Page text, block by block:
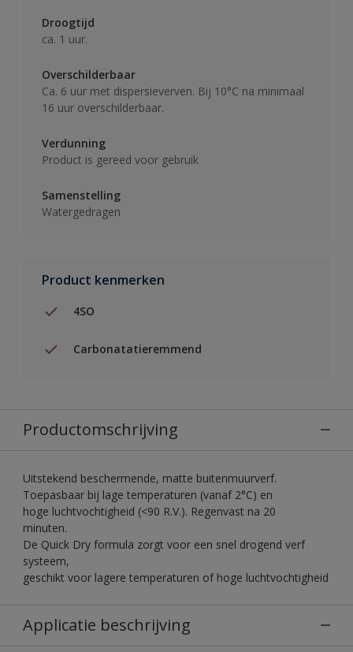
Droogtijd
ca. 1 uur.
Overschilderbaar
Ca. 6 uur met dispersieverven. Bij 10°C na minimaal
16 uur overschilderbaar.
Verdunning
Product is gereed voor gebruik
Samenstelling
Watergedragen
Product kenmerken
4SO
Carbonatatieremmend
Productomschrijving
Uitstekend beschermende, matte buitenmuurverf.
Toepasbaar bij lage temperaturen (vanaf 2°C) en
hoge luchtvochtigheid (<90 R.V.). Regenvast na 20
minuten.
De Quick Dry formula zorgt voor een snel drogend verf
systeem,
geschikt voor lagere temperaturen of hoge luchtvochtigheid
Applicatie beschrijving